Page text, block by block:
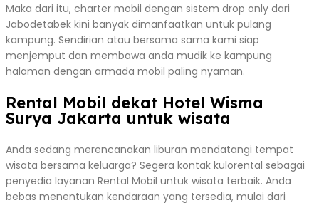
Maka dari itu, charter mobil dengan sistem drop only dari
Jabodetabek kini banyak dimanfaatkan untuk pulang
kampung. Sendirian atau bersama sama kami siap
menjemput dan membawa anda mudik ke kampung
halaman dengan armada mobil paling nyaman.
Rental Mobil dekat Hotel Wisma
Surya Jakarta untuk wisata
Anda sedang merencanakan liburan mendatangi tempat
wisata bersama keluarga? Segera kontak kulorental sebagai
penyedia layanan Rental Mobil untuk wisata terbaik. Anda
bebas menentukan kendaraan yang tersedia, mulai dari